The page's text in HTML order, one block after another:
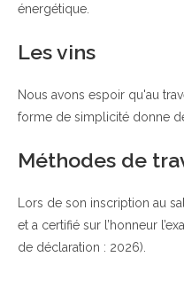
énergétique.
Les vins
Nous avons espoir qu'au
forme de simplicité donne
Méthodes de
Lors de son inscription au
et a certifié sur l’honneur
de déclaration : 2026).